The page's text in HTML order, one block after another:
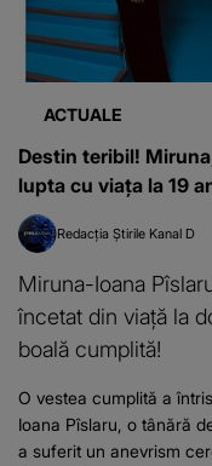
ACTUALE
Destin teribil!
lupta cu viața la 19
Redacția Știrile Kanal D
Miruna-Ioana
încetat din viață la
boală cumplită!
O vestea cumplită a
Ioana Pîslaru, o tânără
a suferit un anevrism